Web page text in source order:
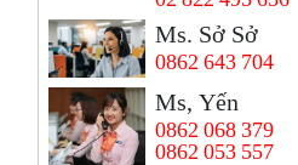
Ms. Sở Sở
0862 643 704
Ms, Yến
0862 068 379
0862 053 557